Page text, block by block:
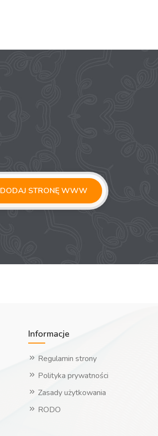
DODAJ STRONĘ WWW
Informacje
Regulamin strony
Polityka prywatności
Zasady użytkowania
RODO